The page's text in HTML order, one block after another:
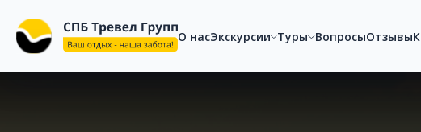
"https://spbtravelgroup.ru/search?q={search_term_string}", "query-input":
О насЭкскурсии Туры ВопросыОтзывы